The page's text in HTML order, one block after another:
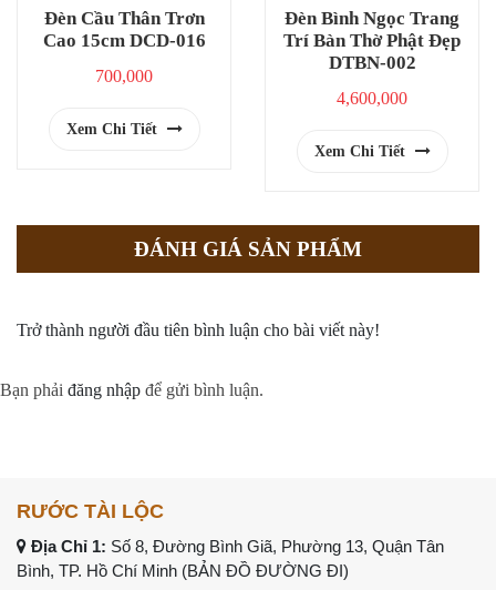
Đèn Cầu Thân Trơn
Cao 15cm DCD-016
700,000
Xem Chi Tiết
Đèn Bình Ngọc Trang
Trí Bàn Thờ Phật Đẹp
DTBN-002
4,600,000
Xem Chi Tiết
ĐÁNH GIÁ SẢN PHẨM
Trở thành người đầu tiên bình luận cho bài viết này!
Bạn phải đăng nhập để gửi bình luận.
RƯỚC TÀI LỘC
Địa Chỉ 1: Số 8, Đường Bình Giã, Phường 13, Quận Tân
Bình, TP. Hồ Chí Minh (BẢN ĐỒ ĐƯỜNG ĐI)